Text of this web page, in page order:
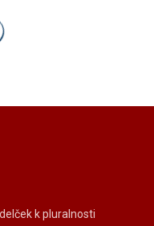
k pluralnosti